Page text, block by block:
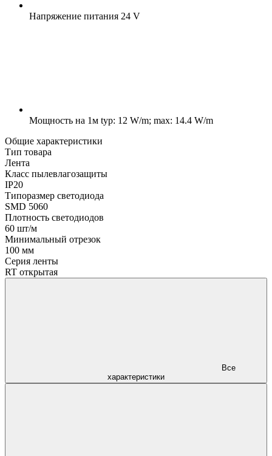
Напряжение питания 24 V
Мощность на 1м typ: 12 W/m; max: 14.4 W/m
Общие характеристики
Тип товара
Лента
Класс пылевлагозащиты
IP20
Типоразмер светодиода
SMD 5060
Плотность светодиодов
60 шт/м
Минимальный отрезок
100 мм
Серия ленты
RT открытая
характеристики